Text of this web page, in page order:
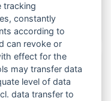
tracking
constantly
according to
can revoke or
effect for the
may transfer data
level of data
data transfer to
Netzwerken: